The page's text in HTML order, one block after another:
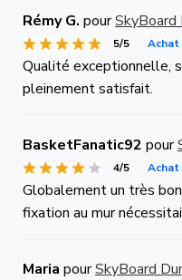
Rémy G. pourSkyBoard
5/5 Achat
Qualité exceptionnelle,
pleinement satisfait.
BasketFanatic92 pour
4/5 Achat
Globalement un très
fixation au mur
Maria pourSkyBoard